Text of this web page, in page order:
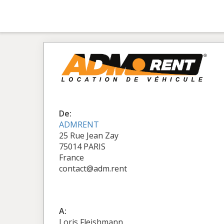
De:
ADMRENT
25 Rue Jean Zay
75014 PARIS
France
contact@adm.rent
A: